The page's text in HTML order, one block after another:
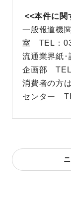
<<本件に関
一般報道機
室 TEL：
流通業界紙･
企画部 TEL
消費者の方
センター